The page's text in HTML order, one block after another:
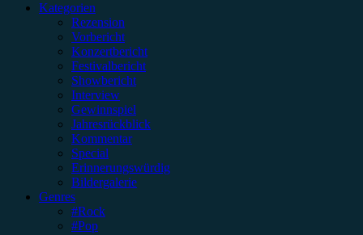
Kategorien
Rezension
Vorbericht
Konzertbericht
Festivalbericht
Showbericht
Interview
Gewinnspiel
Jahresrückblick
Kommentar
Special
Erinnerungswürdig
Bildergalerie
Genres
#Rock
#Pop